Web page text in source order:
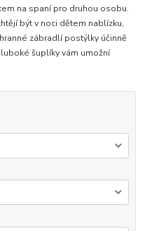
na spaní pro druhou osobu.
být v noci dětem nablízku,
zábradlí postýlky účinně
šuplíky vám umožní